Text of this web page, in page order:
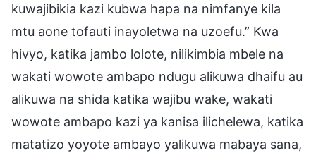
kuwajibikia kazi kubwa hapa na nimfanye kila
mtu aone tofauti inayoletwa na uzoefu.” Kwa
hivyo, katika jambo lolote, nilikimbia mbele na
wakati wowote ambapo ndugu alikuwa dhaifu au
alikuwa na shida katika wajibu wake, wakati
wowote ambapo kazi ya kanisa ilichelewa, katika
matatizo yoyote ambayo yalikuwa mabaya sana,